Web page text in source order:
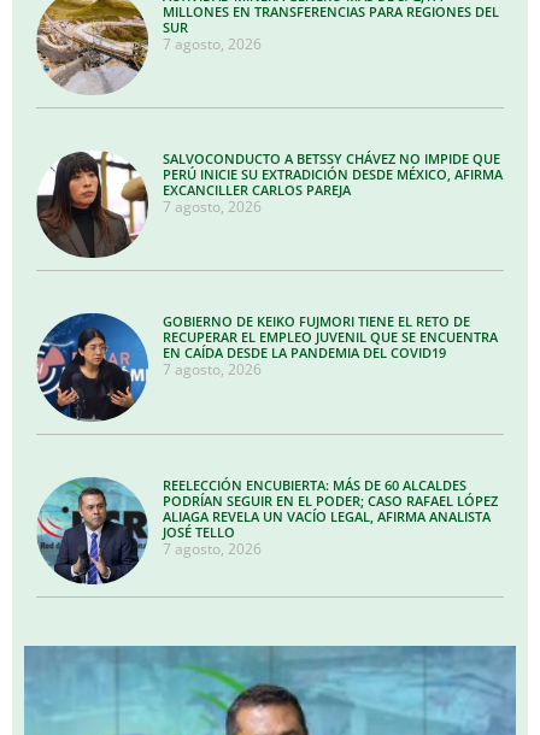
MILLONES EN TRANSFERENCIAS PARA REGIONES DEL
SUR
7 agosto, 2026
SALVOCONDUCTO A BETSSY CHÁVEZ NO IMPIDE QUE
PERÚ INICIE SU EXTRADICIÓN DESDE MÉXICO, AFIRMA
EXCANCILLER CARLOS PAREJA
7 agosto, 2026
GOBIERNO DE KEIKO FUJMORI TIENE EL RETO DE
RECUPERAR EL EMPLEO JUVENIL QUE SE ENCUENTRA
EN CAÍDA DESDE LA PANDEMIA DEL COVID19
7 agosto, 2026
REELECCIÓN ENCUBIERTA: MÁS DE 60 ALCALDES
PODRÍAN SEGUIR EN EL PODER; CASO RAFAEL LÓPEZ
ALIAGA REVELA UN VACÍO LEGAL, AFIRMA ANALISTA
JOSÉ TELLO
7 agosto, 2026